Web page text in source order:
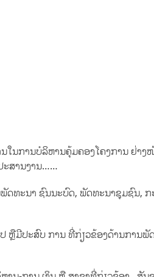
ໃນການບໍລິຫານຄຸ້ມຄອງໂຄງການ ຢ່າງ
ະສານງານ……
ດທະນາ ຊົນນະບົດ, ພັດທະນາຊຸມຊົນ, ກ
ຫຼືມີປະສົບ ການ ທີ່ກ່ຽວຂ້ອງດ້ານການພັ